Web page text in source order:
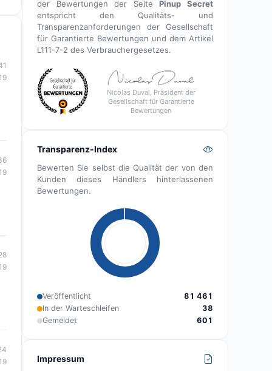
der Bewertungen der SeitePinup Secret
entspricht den Qualitäts- und
Transparenzanforderungen der Gesellschaft
für Garantierte Bewertungen und dem Artikel
L111-7-2 des Verbrauchergesetzes.
Nicolas Duval, Präsident der
Gesellschaft für Garantierte
Bewertungen
Transparenz-Index
Bewerten Sie selbst die Qualität der von den
Kunden dieses Händlers hinterlassenen
Bewertungen.
Veröffentlicht
81 461
In der Warteschleifen
38
Gemeldet
601
Impressum